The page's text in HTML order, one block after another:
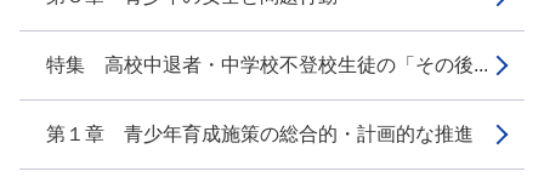
特集 高校中退者・中学校不登校生徒の「その後...
第１章 青少年育成施策の総合的・計画的な推進